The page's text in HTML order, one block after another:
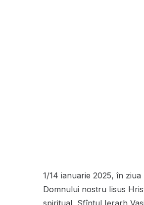
1/14 ianuarie 2025, în
Domnului nostru Iisus